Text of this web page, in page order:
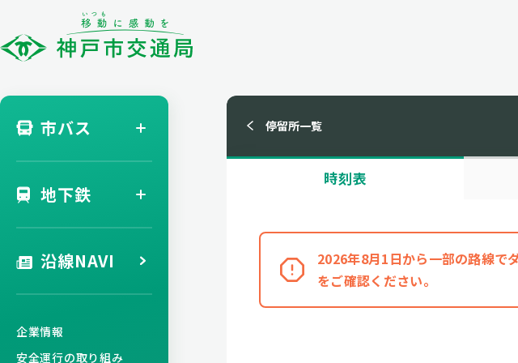
市バス
地下鉄
沿線NAVI
企業情報
安全運行の取り組み
停留所一覧
時刻表
2026年8月1日から一部の路線で
をご確認ください。